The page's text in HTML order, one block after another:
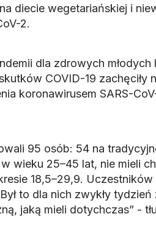
diecie wegetariańskiej i
2.
dla zdrowych
COVID-19 zachęciły
koronawirusem SARS-
95 osób: 54 na
wieku 25–45 lat, nie mieli
18,5–29,9.
to dla nich zwykły
jaką mieli dotychczas” -